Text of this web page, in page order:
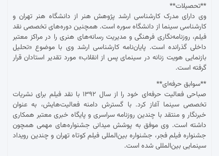
**تحصیلات**
وی دارای مدرک کارشناسی ارشد پژوهش هنر از دانشگاه هنر تهران و
کارشناسی سینما از دانشگاه سوره است. همچنین دوره‌های تخصصی نقد
فیلم، روزنامه‌نگاری فرهنگی و مدیریت رسانه‌های هنری را در مراکز معتبر
داخلی گذرانده است. پایان‌نامه کارشناسی ارشد وی با موضوع «تحلیل
بازنمایی هویت زنانه در سینمای پس از انقلاب» مورد تقدیر استادان قرار
گرفته است.
**سوابق حرفه‌ای**
صباحی فعالیت حرفه‌ای خود را از سال ۱۳۹۲ با نقد فیلم برای نشریات
تخصصی سینما آغاز کرد. با گسترش دامنه فعالیت‌هایش، به عنوان
خبرنگار و منتقد با چندین روزنامه سراسری و پایگاه خبری معتبر همکاری
داشته است. وی موفق به پوشش میدانی جشنواره‌های مهمی همچون
جشنواره فیلم فجر، جشنواره بین‌المللی فیلم کوتاه تهران و چندین رویداد
سینمایی بین‌المللی شده است.